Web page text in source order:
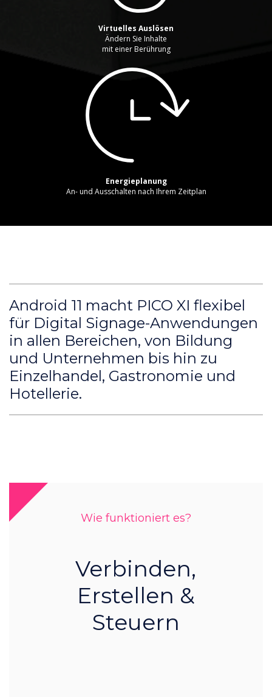
Virtuelles Auslösen
Ändern Sie Inhalte
mit einer Berührung
Energieplanung
An- und Ausschalten nach Ihrem Zeitplan
Android 11 macht PICO XI flexibel
für Digital Signage-Anwendungen
in allen Bereichen, von Bildung
und Unternehmen bis hin zu
Einzelhandel, Gastronomie und
Hotellerie.
Wie funktioniert es?
Verbinden,
Erstellen &
Steuern